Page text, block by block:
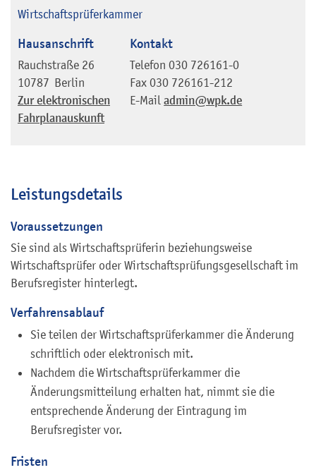
Wirtschaftsprüferkammer
Hausanschrift
Rauchstraße 26
10787 Berlin
Zur elektronischen
Fahrplanauskunft
Kontakt
Telefon 030 726161-0
Fax 030 726161-212
E-Mail admin@wpk.de
Leistungsdetails
Voraussetzungen
Sie sind als Wirtschaftsprüferin beziehungsweise
Wirtschaftsprüfer oder Wirtschaftsprüfungsgesellschaft im
Berufsregister hinterlegt.
Verfahrensablauf
Sie teilen der Wirtschaftsprüferkammer die Änderung
schriftlich oder elektronisch mit.
Nachdem die Wirtschaftsprüferkammer die
Änderungsmitteilung erhalten hat, nimmt sie die
entsprechende Änderung der Eintragung im
Berufsregister vor.
Fristen